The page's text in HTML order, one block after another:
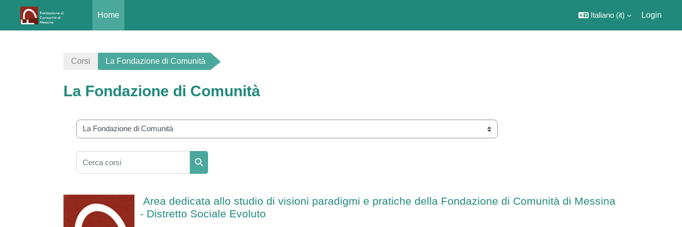
Home Italiano ‎(it)‎ Login
Corsi La Fondazione di Comunità
La Fondazione di Comunità
Aree Tematiche
Cerca corsi
Area dedicata allo studio di visioni paradigmi e pratiche della Fondazione di Comunità di Messina
- Distretto Sociale Evoluto